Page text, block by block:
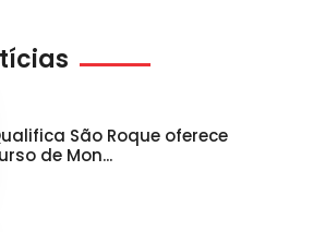
São Roque oferece
de Mon...